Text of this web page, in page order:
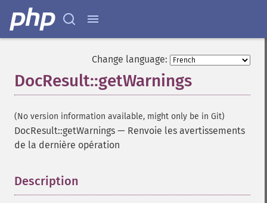
Change language:
DocResult::getWarnings
(No version information available, might only be in Git)
DocResult::getWarnings — Renvoie les avertissements
de la dernière opération
Description